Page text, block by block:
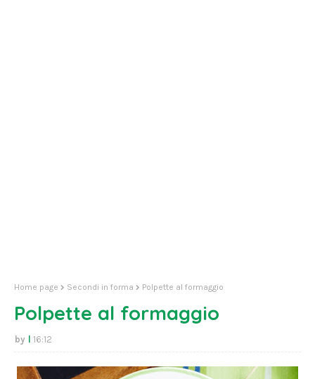
Home page Secondi in forma Polpette al formaggio
Polpette al formaggio
16:12